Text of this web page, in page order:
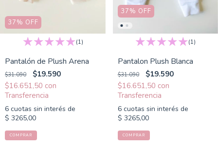
37% OFF
(1)
Pantalón de Plush Arena
$31.090
$19.590
$16.651,50 con
6 cuotas sin interés de
$ 3265,00
COMPRAR
37% OFF
(1)
Pantalon Plush Blanca
$31.090
$19.590
$16.651,50 con
6 cuotas sin interés de
$ 3265,00
COMPRAR